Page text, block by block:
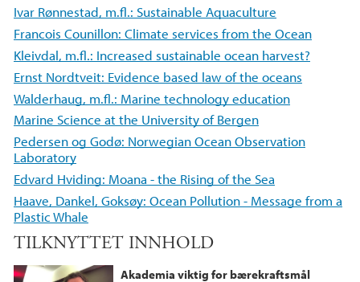
Ivar Rønnestad, m.fl.: Sustainable Aquaculture
Francois Counillon: Climate services from the Ocean
Kleivdal, m.fl.: Increased sustainable ocean harvest?
Ernst Nordtveit: Evidence based law of the oceans
Walderhaug, m.fl.: Marine technology education
Marine Science at the University of Bergen
Pedersen og Godø: Norwegian Ocean Observation
Laboratory
Edvard Hviding: Moana - the Rising of the Sea
Haave, Dankel, Goksøy: Ocean Pollution - Message from a
Plastic Whale
TILKNYTTET INNHOLD
Akademia viktig for bærekraftsmål